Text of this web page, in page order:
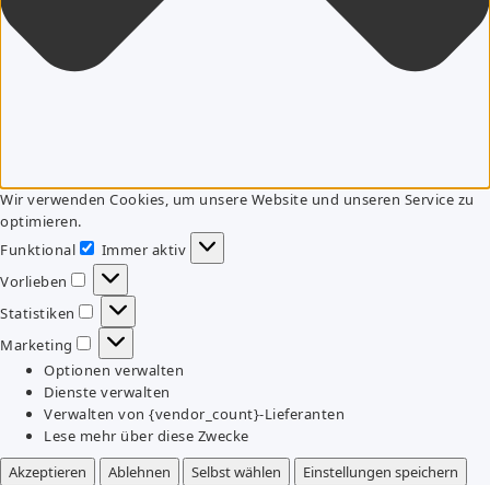
Wir verwenden Cookies, um unsere Website und unseren Service zu
optimieren.
Funktional
Funktional
Immer aktiv
Vorlieben
Vorlieben
Statistiken
Statistiken
Marketing
Marketing
Optionen verwalten
Dienste verwalten
Verwalten von {vendor_count}-Lieferanten
Lese mehr über diese Zwecke
Akzeptieren
Ablehnen Selbst wählen
Einstellungen speichern